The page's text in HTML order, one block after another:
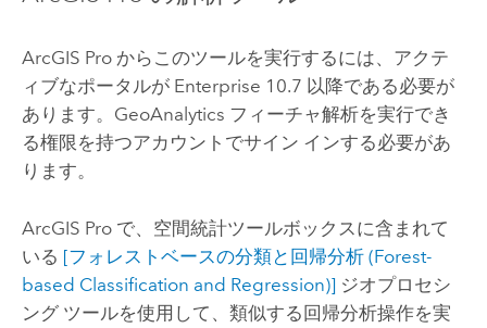
ArcGIS Proからこのツールを実行するには、アクテ
ィブなポータルが Enterprise 10.7 以降である必要が
あります。GeoAnalytics フィーチャ解析を実行でき
る権限を持つアカウントでサイン インする必要があ
ります。
ArcGIS Proで、空間統計ツールボックスに含まれて
いる [フォレストベースの分類と回帰分析 (Forest-
based Classification and Regression)]ジオプロセシ
ング ツールを使用して、類似する回帰分析操作を実